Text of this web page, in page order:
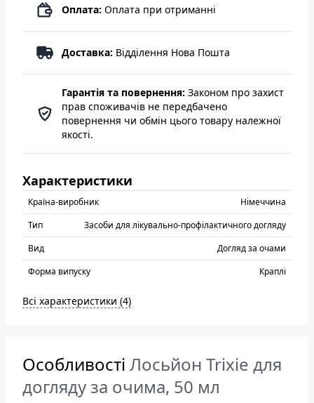
Оплата: Оплата при отриманні
Доставка: Відділення Нова Пошта
Гарантія та повернення: Законом про захист
прав споживачів не передбачено
повернення чи обмін цього товару належної
якості.
Характеристики
Країна-виробник
Нiмеччина
Тип
Засоби для лікувально-профілактичного догляду
Вид
Догляд за очами
Форма випуску
Краплі
Всі характеристики (4)
Особливості Лосьйон Trixie для
догляду за очима, 50 мл